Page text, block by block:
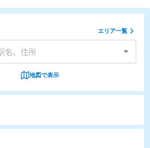
エリア一覧
地図で表示